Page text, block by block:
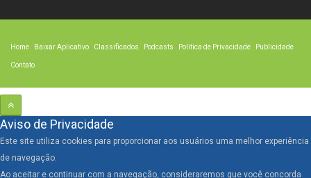
Home Baixar Aplicativo Classificados Podcasts Política de Privacidade Publicidade
Contato
Aviso de Privacidade
Este site utiliza cookies para proporcionar aos usuários uma melhor experiência
de navegação.
Ao aceitar e continuar com a navegação, consideraremos que você concorda